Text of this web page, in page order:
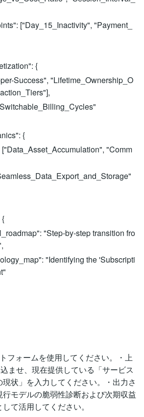
["Day_15_Inactivity", "Payment_
{
Success", "Lifetime_Ownership_O
{
"Comm
{
"Step-by-step transition fro
"Identifying the 'Subscripti
フォームを使用してください。・上
ませ、現在提供している「サービス
状」を入力してください。・出力さ
モデルの脆弱性診断および次期収益
て活用してください。